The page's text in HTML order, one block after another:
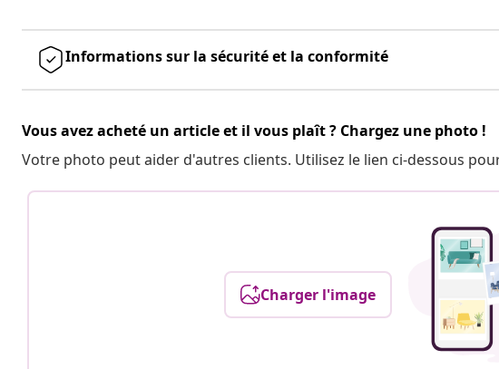
Informations sur la sécurité et la conformité
Vous avez acheté un article et il vous plaît ? Chargez une photo !
Votre photo peut aider d'autres clients. Utilisez le lien ci-dessous
Charger l'image